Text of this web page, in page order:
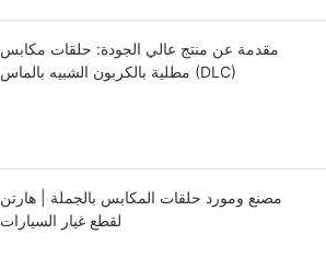
مقدمة عن منتج عالي الجودة: حلقات مكابس
مطلية بالكربون الشبيه بالماس (DLC)
مصنع ومورد حلقات المكابس بالجملة | هارتن
لقطع غيار السيارات